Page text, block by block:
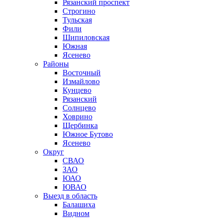
Рязанский проспект
Строгино
Тульская
Фили
Шипиловская
Южная
Ясенево
Районы
Восточный
Измайлово
Кунцево
Рязанский
Солнцево
Ховрино
Щербинка
Южное Бутово
Ясенево
Округ
СВАО
ЗАО
ЮАО
ЮВАО
Выезд в область
Балашиха
Видном